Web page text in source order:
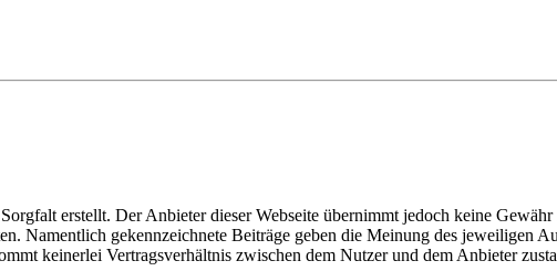
erstellt. Der Anbieter dieser Webseite übernimmt jedoch keine
Namentlich gekennzeichnete Beiträge geben die Meinung des jeweiligen
keinerlei Vertragsverhältnis zwischen dem Nutzer und dem Anbieter